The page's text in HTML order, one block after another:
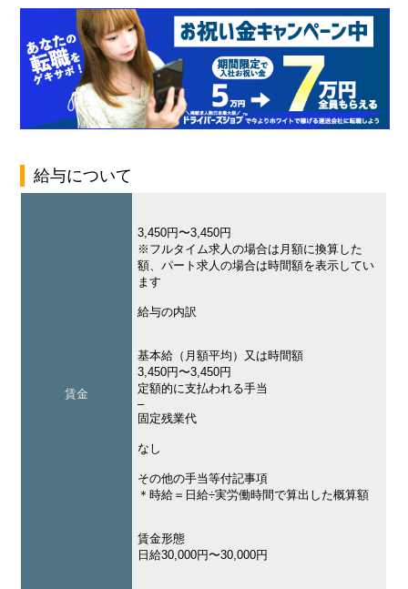
給与について
賃金
3,450円〜3,450円
※フルタイム求人の場合は月額に換算した
額、パート求人の場合は時間額を表示してい
ます
給与の内訳
基本給（月額平均）又は時間額
3,450円〜3,450円
定額的に支払われる手当
–
固定残業代
なし
その他の手当等付記事項
＊時給＝日給÷実労働時間で算出した概算額
賃金形態
日給30,000円〜30,000円